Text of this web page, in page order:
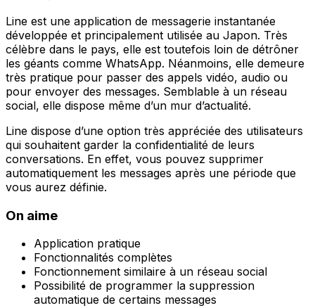
Line est une application de messagerie instantanée
développée et principalement utilisée au Japon. Très
célèbre dans le pays, elle est toutefois loin de détrôner
les géants comme WhatsApp. Néanmoins, elle demeure
très pratique pour passer des appels vidéo, audio ou
pour envoyer des messages. Semblable à un réseau
social, elle dispose même d’un mur d’actualité.
Line dispose d’une option très appréciée des utilisateurs
qui souhaitent garder la confidentialité de leurs
conversations. En effet, vous pouvez supprimer
automatiquement les messages après une période que
vous aurez définie.
On aime
Application pratique
Fonctionnalités complètes
Fonctionnement similaire à un réseau social
Possibilité de programmer la suppression
automatique de certains messages